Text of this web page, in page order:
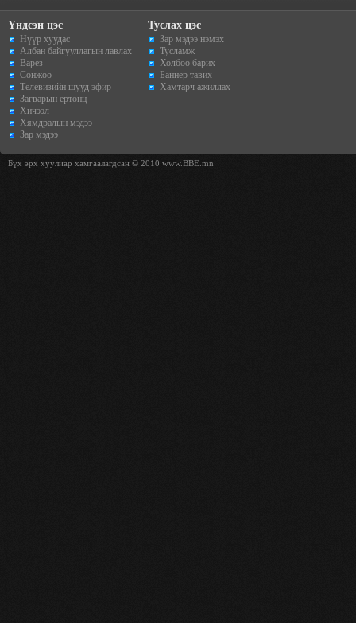
Үндсэн цэс
Нүүр хуудас
Албан байгууллагын лавлах
Варез
Сонжоо
Телевизийн шууд эфир
Загварын ертөнц
Хичээл
Хямдралын мэдээ
Зар мэдээ
Туслах цэс
Зар мэдээ нэмэх
Тусламж
Холбоо барих
Баннер тавих
Хамтарч ажиллах
Бүх эрх хуулиар хамгаалагдсан © 2010 www.BBE.mn